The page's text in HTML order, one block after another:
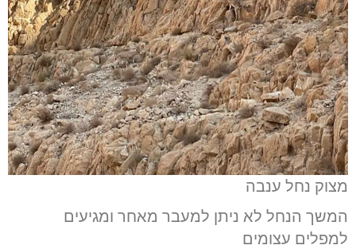
מצוק נחל ענבה
המשך הנחל לא ניתן למעבר מאחר ומגיעים
למפלים עצומים